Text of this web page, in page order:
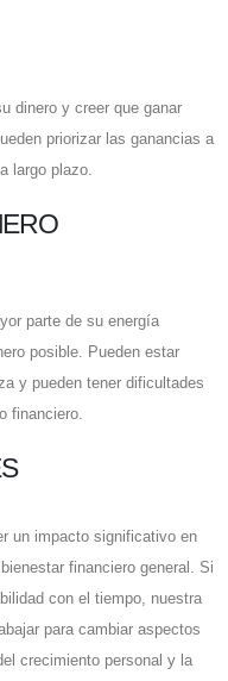
dinero y creer que ganar
priorizar las ganancias a
largo plazo.
parte de su energía
posible. Pueden estar
y pueden tener dificultades
financiero.
un impacto significativo en
financiero general. Si
con el tiempo, nuestra
para cambiar aspectos
crecimiento personal y la